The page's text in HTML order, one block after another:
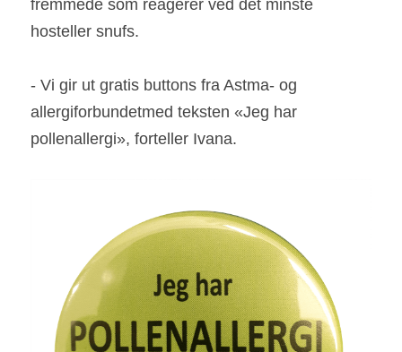
fremmede som reagerer ved det minste
hosteller snufs.
- Vi gir ut gratis buttons fra Astma- og
allergiforbundetmed teksten «Jeg har
pollenallergi», forteller Ivana.